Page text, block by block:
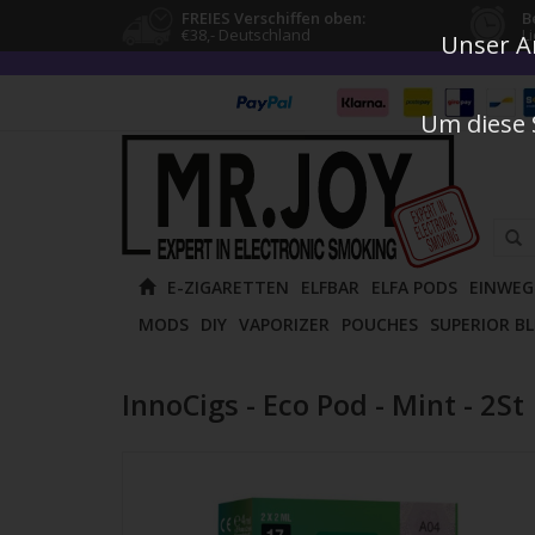
FREIES Verschiffen oben:
€38,- Deutschland
die
Pfeile
und
E-ZIGARETTEN ELFBAR ELFA PODS
MODS DIY VAPORIZER POUCHES SUPERIOR
InnoCigs - Eco Pod - Mint - 2St
Unser
Um diese